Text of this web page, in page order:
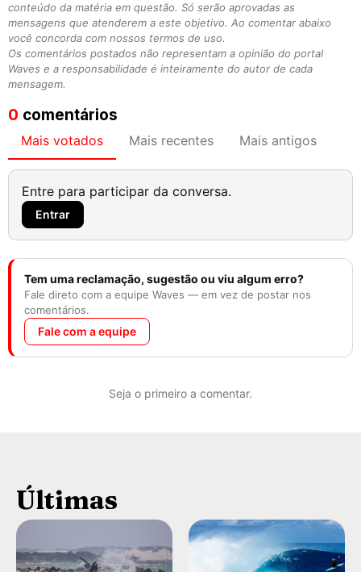
conteúdo da matéria em questão. Só serão aprovadas as
mensagens que atenderem a este objetivo. Ao comentar abaixo
você concorda com nossos termos de uso.
Os comentários postados não representam a opinião do portal
Waves e a responsabilidade é inteiramente do autor de cada
mensagem.
0 comentários
Mais votados Mais recentes Mais antigos
Entre para participar da conversa.
Entrar
Tem uma reclamação, sugestão ou viu algum erro?
Fale direto com a equipe Waves — em vez de postar nos
comentários.
Fale com a equipe
Seja o primeiro a comentar.
Últimas